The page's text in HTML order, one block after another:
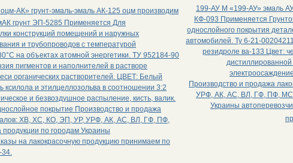
АК» грунт-эмаль-эмаль АК-125 оцм производим
грунт ЭП-5285 Применяется Для
конструкций помещений и наружных
и трубопроводов с температурой
на объектах атомной энергетики. ТУ 952184-90
пигментов и наполнителей в растворе
органических растворителей. ЦВЕТ: Белый
и этилцеллозольва в соотношении 3:2
и безвоздушное распыление, кисть, валик.
покрытие Производство и продажа
ХВ, ХС, КО, ЭП, УР, УРФ, АК, АС, ВЛ, ГФ, ПФ,
по городам Украины
на лакокрасочную продукцию принимаем по
34.
199-АУ М «199-АУ» эмаль
КФ-093 Применяется
однослойного покрытия
автомобилей. Ту 6-21-
резидроле ва-133 Цвет:
Производство и продажа
УРФ, АК, АС, ВЛ, ГФ, ПФ, МС,
Украины